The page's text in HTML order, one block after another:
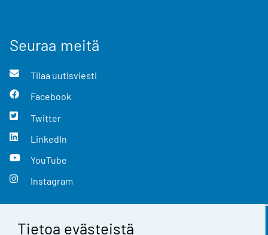
Tietoa evästeistä
Seuraa meitä
Tilaa uutisviesti
Facebook
Twitter
LinkedIn
YouTube
Instagram
Yhteystiedot